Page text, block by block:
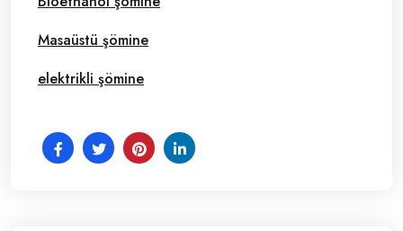
Masaüstü şömine
elektrikli şömine